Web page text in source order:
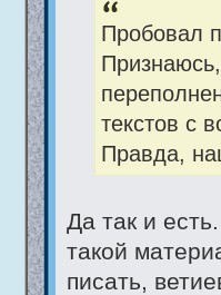
Пробовал
текстов с
Правда,
Да так и
такой
писать,